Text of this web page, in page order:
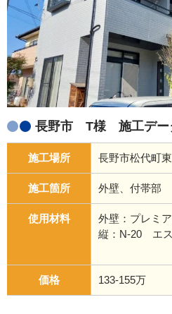
長野市 T様 施工デー
施工場所 長野市松代町
施工箇所 外壁、付帯部
使用材料
外壁：プレミ
縦：N-20 エス
価格 133-155万